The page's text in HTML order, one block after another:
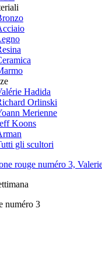
Hadida
Orlinski
Merienne
Koons
gli scultori
numéro 3